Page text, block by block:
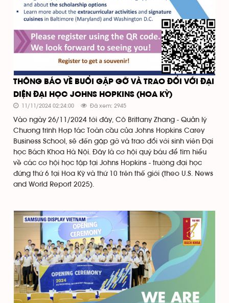
THÔNG BÁO VỀ BUỔI GẶP GỠ VÀ TRAO ĐỔI VỚI ĐẠI
DIỆN ĐẠI HỌC JOHNS HOPKINS (HOA KỲ)
11/11/2024 02:24:00 Đã xem: 2945
Vào ngày 26/11/2024 tới đây, Cô Brittany Zhang - Quản lý
Chương trình Hợp tác Toàn cầu của Johns Hopkins Carey
Business School, sẽ đến gặp gỡ và trao đổi với sinh viên Đại
học Bách Khoa Hà Nội. Đây là cơ hội quý báu để tìm hiểu
về các cơ hội học tập tại Johns Hopkins - trường đại học
đứng thứ 6 tại Hoa Kỳ và thứ 10 trên thế giới (theo U.S. News
and World Report 2025).